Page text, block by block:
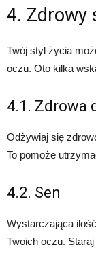
4. Zdrowy
Twój styl życia
oczu. Oto kilka
4.1. Zdrowa
Odżywiaj się
To pomoże
4.2. Sen
Wystarczająca
Twoich oczu.